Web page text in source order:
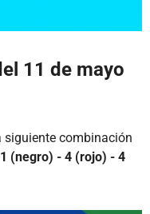
11 de mayo
siguiente combinación
(negro) - 4 (rojo) - 4